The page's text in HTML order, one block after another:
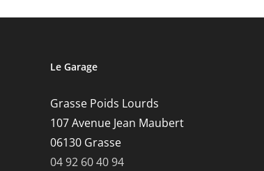
Le Garage
Grasse Poids Lourds
107 Avenue Jean Maubert
06130 Grasse
04 92 60 40 94